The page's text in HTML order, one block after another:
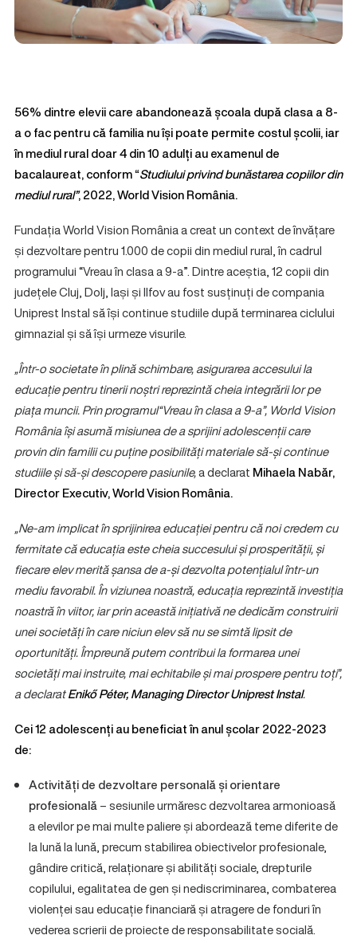
56% dintre elevii care abandonează școala după clasa a 8-
a o fac pentru că familia nu își poate permite costul școlii, iar
în mediul rural doar 4 din 10 adulți au examenul de
bacalaureat, conform “Studiului privind bunăstarea copiilor din
mediul rural”, 2022, World Vision România.
Fundația World Vision România a creat un context de învățare
și dezvoltare pentru 1.000 de copii din mediul rural, în cadrul
programului “Vreau în clasa a 9-a”. Dintre aceștia, 12 copii din
județele Cluj, Dolj, Iași și Ilfov au fost susținuți de compania
Uniprest Instal să își continue studiile după terminarea ciclului
gimnazial și să își urmeze visurile.
„Într-o societate în plină schimbare, asigurarea accesului la
educație pentru tinerii noștri reprezintă cheia integrării lor pe
piața muncii. Prin programul“Vreau în clasa a 9-a”, World Vision
România își asumă misiunea de a sprijini adolescenții care
provin din familii cu puține posibilități materiale să-și continue
studiile și să-și descopere pasiunile,a declarat Mihaela Nabăr,
Director Executiv, World Vision România.
„Ne-am implicat în sprijinirea educației pentru că noi credem cu
fermitate că educația este cheia succesului și prosperității, și
fiecare elev merită șansa de a-și dezvolta potențialul într-un
mediu favorabil. În viziunea noastră, educația reprezintă investiția
noastră în viitor, iar prin această inițiativă ne dedicăm construirii
unei societăți în care niciun elev să nu se simtă lipsit de
oportunități. Împreună putem contribui la formarea unei
societăți mai instruite, mai echitabile și mai prospere pentru toți”,
a declaratEnikő Péter, Managing Director Uniprest Instal.
Cei 12 adolescenți au beneficiat în anul școlar 2022-2023
de:
Activități de dezvoltare personală și orientare
profesională– sesiunile urmăresc dezvoltarea armonioasă
a elevilor pe mai multe paliere și abordează teme diferite de
la lună la lună, precum stabilirea obiectivelor profesionale,
gândire critică, relaționare și abilități sociale, drepturile
copilului, egalitatea de gen și nediscriminarea, combaterea
violenței sau educație financiară și atragere de fonduri în
vederea scrierii de proiecte de responsabilitate socială.